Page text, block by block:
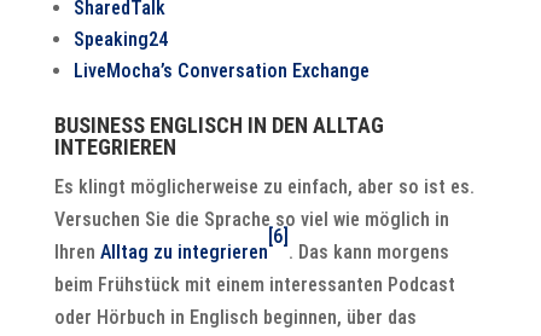
SharedTalk
Speaking24
LiveMocha’s Conversation Exchange
BUSINESS ENGLISCH IN DEN ALLTAG
INTEGRIEREN
Es klingt möglicherweise zu einfach, aber so ist es.
Versuchen Sie die Sprache so viel wie möglich in
Ihren Alltag zu integrieren
[6]
. Das kann morgens
beim Frühstück mit einem interessanten Podcast
oder Hörbuch in Englisch beginnen, über das